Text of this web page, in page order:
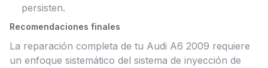
persisten.
Recomendaciones finales
La reparación completa de tu Audi A6 2009 requiere
un enfoque sistemático del sistema de inyección de